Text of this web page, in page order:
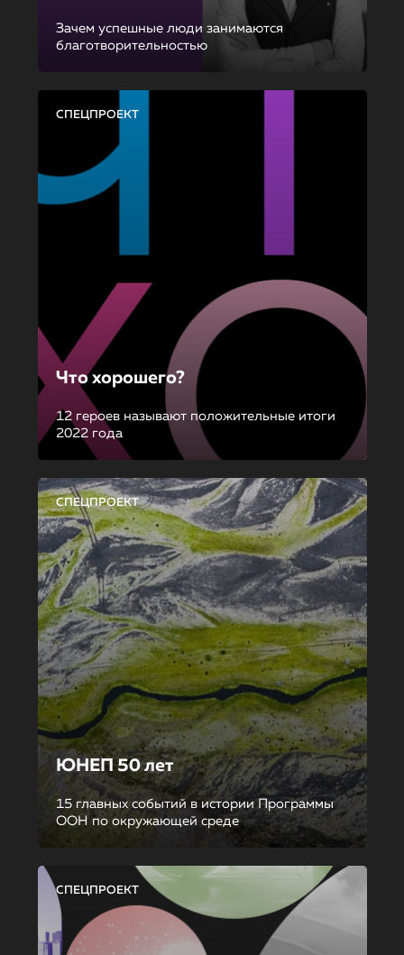
Зачем успешные люди занимаются
благотворительностью
СПЕЦПРОЕКТ
Что хорошего?
12 героев называют положительные итоги
2022 года
СПЕЦПРОЕКТ
ЮНЕП 50 лет
15 главных событий в истории Программы
ООН по окружающей среде
СПЕЦПРОЕКТ